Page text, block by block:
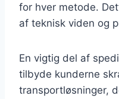
for hver metode.
af teknisk viden og
En vigtig del af
tilbyde kunderne
transportløsninger,